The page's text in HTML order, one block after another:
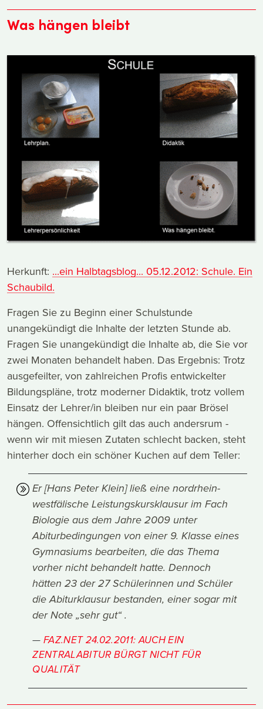
Was hängen bleibt
Herkunft: ...ein Halbtagsblog... 05.12.2012: Schule. Ein
Schaubild.
Fragen Sie zu Beginn einer Schulstunde
unangekündigt die Inhalte der letzten Stunde ab.
Fragen Sie unangekündigt die Inhalte ab, die Sie vor
zwei Monaten behandelt haben. Das Ergebnis: Trotz
ausgefeilter, von zahlreichen Profis entwickelter
Bildungspläne, trotz moderner Didaktik, trotz vollem
Einsatz der Lehrer/in bleiben nur ein paar Brösel
hängen. Offensichtlich gilt das auch andersrum -
wenn wir mit miesen Zutaten schlecht backen, steht
hinterher doch ein schöner Kuchen auf dem Teller:
Er [Hans Peter Klein] ließ eine nordrhein-
westfälische Leistungskursklausur im Fach
Biologie aus dem Jahre 2009 unter
Abiturbedingungen von einer 9. Klasse eines
Gymnasiums bearbeiten, die das Thema
vorher nicht behandelt hatte. Dennoch
hätten 23 der 27 Schülerinnen und Schüler
die Abiturklausur bestanden, einer sogar mit
der Note „sehr gut“ .
FAZ.NET 24.02.2011: AUCH EIN
ZENTRALABITUR BÜRGT NICHT FÜR
QUALITÄT